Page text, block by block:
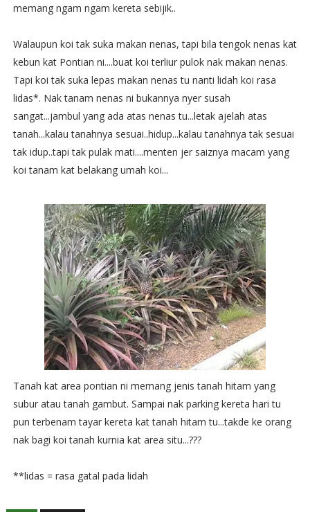
memang ngam ngam kereta sebijik..
Walaupun koi tak suka makan nenas, tapi bila tengok nenas kat
kebun kat Pontian ni....buat koi terliur pulok nak makan nenas.
Tapi koi tak suka lepas makan nenas tu nanti lidah koi rasa
lidas*. Nak tanam nenas ni bukannya nyer susah
sangat...jambul yang ada atas nenas tu...letak ajelah atas
tanah...kalau tanahnya sesuai..hidup...kalau tanahnya tak sesuai
tak idup..tapi tak pulak mati....menten jer saiznya macam yang
koi tanam kat belakang umah koi...
Tanah kat area pontian ni memang jenis tanah hitam yang
subur atau tanah gambut. Sampai nak parking kereta hari tu
pun terbenam tayar kereta kat tanah hitam tu...takde ke orang
nak bagi koi tanah kurnia kat area situ...???
**lidas = rasa gatal pada lidah